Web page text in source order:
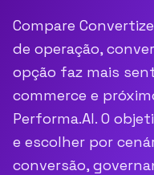
Compare
de operação,
opção faz mais
commerce e
Performa.AI. O
e escolher por
conversão,